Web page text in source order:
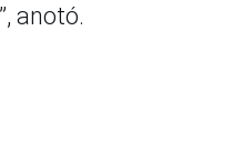
”, anotó.